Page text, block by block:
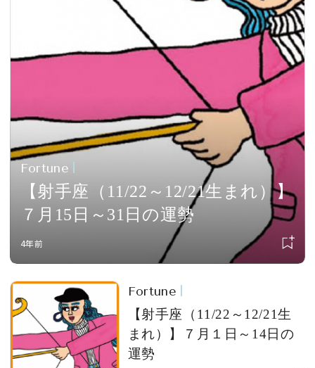
Fortune
【射手座（11/22～12/21生まれ）】
７月15日～31日の運勢
4年前
Fortune
【射手座（11/22～12/21生
まれ）】７月１日～14日の
運勢